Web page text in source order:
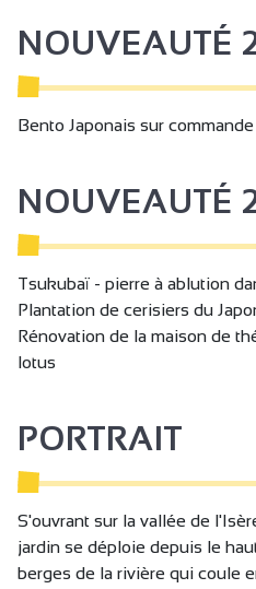
NOUVEAUTÉ
Bento Japonais sur commande
NOUVEAUTÉ
Tsukubaï - pierre à ablution
Plantation de cerisiers du
Rénovation de la maison de
lotus
PORTRAIT
S'ouvrant sur la vallée de
jardin se déploie depuis le
berges de la rivière qui coule